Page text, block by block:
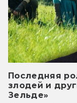
Последняя
злодей и
Зельде»